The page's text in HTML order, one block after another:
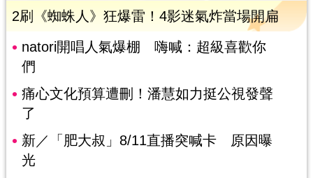
2刷《蜘蛛人》狂爆雷！4影迷氣炸當場開扁
natori開唱人氣爆棚 嗨喊：超級喜歡你
們
痛心文化預算遭刪！潘慧如力挺公視發聲
了
新／「肥大叔」8/11直播突喊卡 原因曝
光